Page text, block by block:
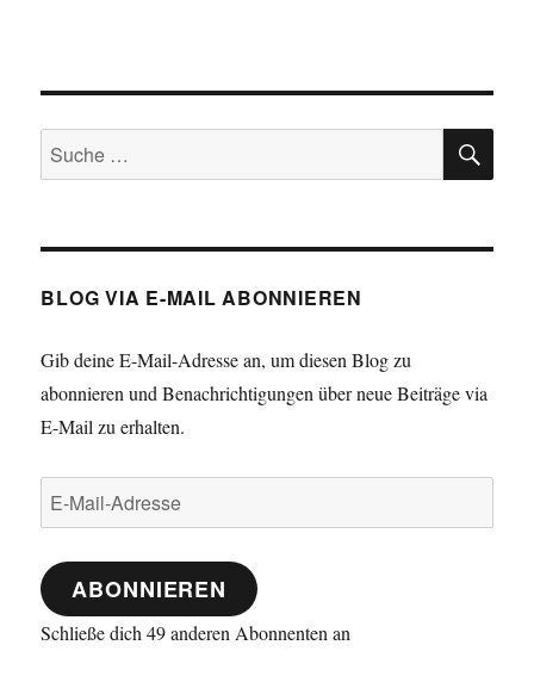
Suche
nach:
BLOG VIA E-MAIL ABONNIEREN
Gib deine E-Mail-Adresse an, um diesen Blog zu
abonnieren und Benachrichtigungen über neue Beiträge via
E-Mail zu erhalten.
E-
Mail-
Adresse
ABONNIEREN
Schließe dich 49 anderen Abonnenten an